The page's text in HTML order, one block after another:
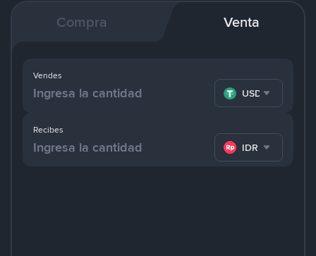
Compra Venta
Recibes
IDR
Vendes
USDT